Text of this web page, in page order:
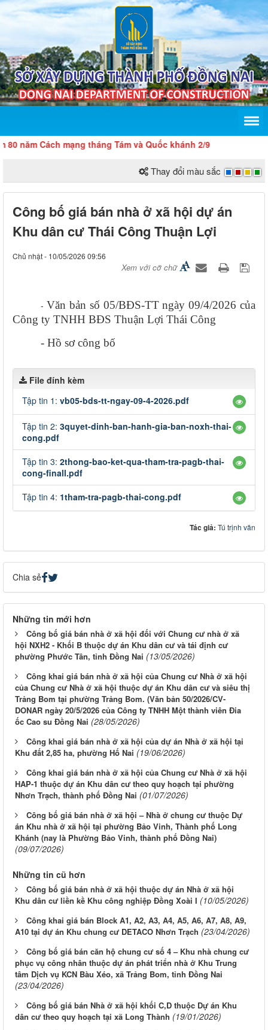
Cách mạng tháng Tám và Quốc khánh 2/9
Thay đổi màu sắc
Công bố giá bán nhà ở xã hội dự án
Khu dân cư Thái Công Thuận Lợi
Chủ nhật - 10/05/2026 09:56
Xem với cỡ chữ
-Văn bản số 05/BĐS-TT ngày 09/4/2026 của
Công ty TNHH BĐS Thuận Lợi Thái Công
- Hồ sơ công bố
File đính kèm
Tập tin 1: vb05-bds-tt-ngay-09-4-2026.pdf
Tập tin 2: 3quyet-dinh-ban-hanh-gia-ban-noxh-thai-
cong.pdf
Tập tin 3: 2thong-bao-ket-qua-tham-tra-pagb-thai-
cong-finall.pdf
Tập tin 4: 1tham-tra-pagb-thai-cong.pdf
Tác giả: Tú trịnh văn
Chia sẻ
Những tin mới hơn
Công bố giá bán nhà ở xã hội đối với Chung cư nhà ở xã
hội NXH2 - Khối B thuộc dự án Khu dân cư và tái định cư
phường Phước Tân, tỉnh Đồng Nai (13/05/2026)
Công khai giá bán nhà ở xã hội của Chung cư Nhà ở xã hội
của Chung cư Nhà ở xã hội thuộc dự án Khu dân cư và siêu thị
Trảng Bom tại phường Trảng Bom. (Văn bản 50/2026/CV-
DONAR ngày 20/5/2026 của Công ty TNHH Một thành viên Đia
ốc Cao su Đồng Nai (28/05/2026)
Công khai giá bán nhà ở xã hội của dự án Nhà ở xã hội tại
Khu đất 2,85 ha, phường Hố Nai (19/06/2026)
Công khai giá bán nhà ở xã hội của Chung cư Nhà ở xã hội
HAP-1 thuộc dự án Khu dân cư theo quy hoạch tại phường
Nhơn Trạch, thành phố Đồng Nai (01/07/2026)
Công bố giá bán nhà ở xã hội – Nhà ở chung cư thuộc Dự
án Khu nhà ở xã hội tại phường Bảo Vinh, Thành phố Long
Khánh (nay là Phường Bảo Vinh, thành phố Đồng Nai)
(09/07/2026)
Những tin cũ hơn
Công bố giá bán nhà ở xã hội thuộc dự án Nhà ở xã hội
Khu dân cư liền kề Khu công nghiệp Đồng Xoài I (10/05/2026)
Công khai giá bán Block A1, A2, A3, A4, A5, A6, A7, A8, A9,
A10 tại dự án Khu chung cư DETACO Nhơn Trạch (23/04/2026)
Công bố giá bán căn hộ chung cư số 4 – Khu nhà chung cư
phục vụ công nhân thuộc dự án phát triển nhà ở Khu Trung
tâm Dịch vụ KCN Bàu Xéo, xã Trảng Bom, tỉnh Đồng Nai
(23/04/2026)
Công bố giá bán Nhà ở xã hội khối C,D thuộc Dự án Khu
dân cư theo quy hoạch tại xã Long Thành (19/01/2026)